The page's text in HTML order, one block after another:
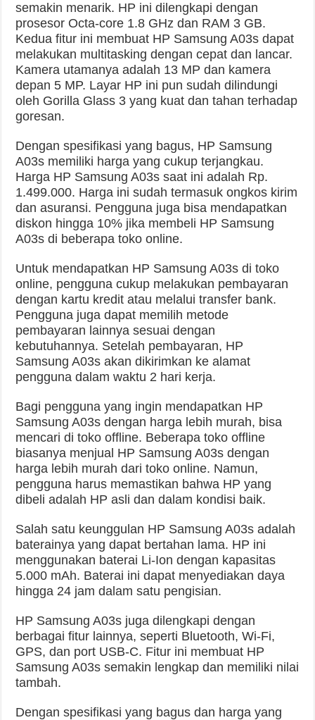
semakin menarik. HP ini dilengkapi dengan
prosesor Octa-core 1.8 GHz dan RAM 3 GB.
Kedua fitur ini membuat HP Samsung A03s dapat
melakukan multitasking dengan cepat dan lancar.
Kamera utamanya adalah 13 MP dan kamera
depan 5 MP. Layar HP ini pun sudah dilindungi
oleh Gorilla Glass 3 yang kuat dan tahan terhadap
goresan.
Dengan spesifikasi yang bagus, HP Samsung
A03s memiliki harga yang cukup terjangkau.
Harga HP Samsung A03s saat ini adalah Rp.
1.499.000. Harga ini sudah termasuk ongkos kirim
dan asuransi. Pengguna juga bisa mendapatkan
diskon hingga 10% jika membeli HP Samsung
A03s di beberapa toko online.
Untuk mendapatkan HP Samsung A03s di toko
online, pengguna cukup melakukan pembayaran
dengan kartu kredit atau melalui transfer bank.
Pengguna juga dapat memilih metode
pembayaran lainnya sesuai dengan
kebutuhannya. Setelah pembayaran, HP
Samsung A03s akan dikirimkan ke alamat
pengguna dalam waktu 2 hari kerja.
Bagi pengguna yang ingin mendapatkan HP
Samsung A03s dengan harga lebih murah, bisa
mencari di toko offline. Beberapa toko offline
biasanya menjual HP Samsung A03s dengan
harga lebih murah dari toko online. Namun,
pengguna harus memastikan bahwa HP yang
dibeli adalah HP asli dan dalam kondisi baik.
Salah satu keunggulan HP Samsung A03s adalah
baterainya yang dapat bertahan lama. HP ini
menggunakan baterai Li-Ion dengan kapasitas
5.000 mAh. Baterai ini dapat menyediakan daya
hingga 24 jam dalam satu pengisian.
HP Samsung A03s juga dilengkapi dengan
berbagai fitur lainnya, seperti Bluetooth, Wi-Fi,
GPS, dan port USB-C. Fitur ini membuat HP
Samsung A03s semakin lengkap dan memiliki nilai
tambah.
Dengan spesifikasi yang bagus dan harga yang